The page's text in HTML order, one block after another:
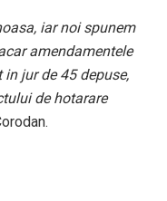
iar noi spunem
amendamentele
jur de 45 depuse,
de hotarare